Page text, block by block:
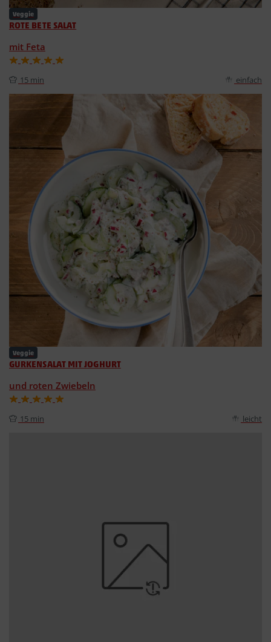
Veggie
ROTE BETE SALAT
mit Feta
15 min einfach
Veggie
GURKENSALAT MIT JOGHURT
und roten Zwiebeln
15 min leicht